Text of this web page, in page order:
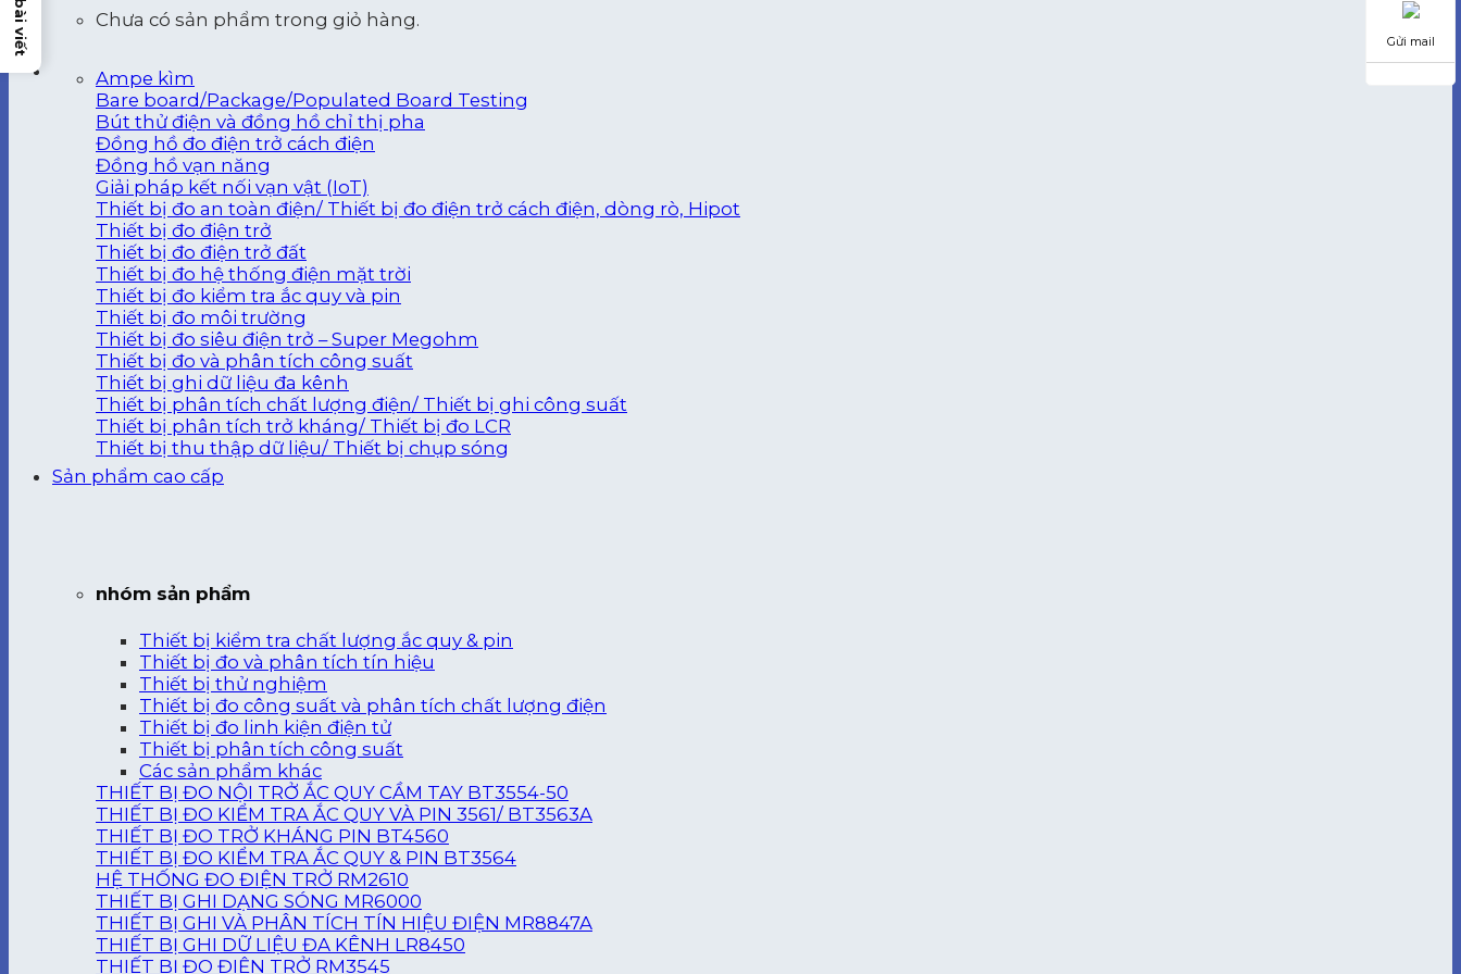
Chưa có sản phẩm trong giỏ hàng.
Ampe kìm
Bare board/Package/Populated Board Testing
Bút thử điện và đồng hồ chỉ thị pha
Đồng hồ đo điện trở cách điện
Đồng hồ vạn năng
Giải pháp kết nối vạn vật (IoT)
Thiết bị đo an toàn điện/ Thiết bị đo điện trở cách điện, dòng rò, Hipot
Thiết bị đo điện trở
Thiết bị đo điện trở đất
Thiết bị đo hệ thống điện mặt trời
Thiết bị đo kiểm tra ắc quy và pin
Thiết bị đo môi trường
Thiết bị đo siêu điện trở – Super Megohm
Thiết bị đo và phân tích công suất
Thiết bị ghi dữ liệu đa kênh
Thiết bị phân tích chất lượng điện/ Thiết bị ghi công suất
Thiết bị phân tích trở kháng/ Thiết bị đo LCR
Thiết bị thu thập dữ liệu/ Thiết bị chụp sóng
Sản phẩm cao cấp
nhóm sản phẩm
Thiết bị kiểm tra chất lượng ắc quy & pin
Thiết bị đo và phân tích tín hiệu
Thiết bị thử nghiệm
Thiết bị đo công suất và phân tích chất lượng điện
Thiết bị đo linh kiện điện tử
Thiết bị phân tích công suất
Các sản phẩm khác
THIẾT BỊ ĐO NỘI TRỞ ẮC QUY CẦM TAY BT3554-50
THIẾT BỊ ĐO KIỂM TRA ẮC QUY VÀ PIN 3561/ BT3563A
THIẾT BỊ ĐO TRỞ KHÁNG PIN BT4560
THIẾT BỊ ĐO KIỂM TRA ẮC QUY & PIN BT3564
HỆ THỐNG ĐO ĐIỆN TRỞ RM2610
THIẾT BỊ GHI DẠNG SÓNG MR6000
THIẾT BỊ GHI VÀ PHÂN TÍCH TÍN HIỆU ĐIỆN MR8847A
THIẾT BỊ GHI DỮ LIỆU ĐA KÊNH LR8450
THIẾT BỊ ĐO ĐIỆN TRỞ RM3545
Gửi mail